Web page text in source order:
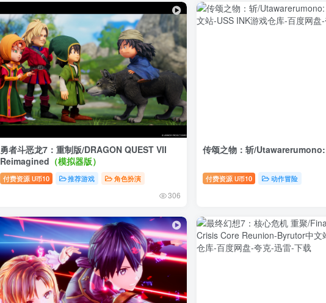
勇者斗恶龙7：重制版/DRAGON QUEST VII
Reimagined （模拟器版）
付费资源 U币10 推荐游戏 角色扮演
306
传颂之物：斩/
付费资源 U币10 动作冒险